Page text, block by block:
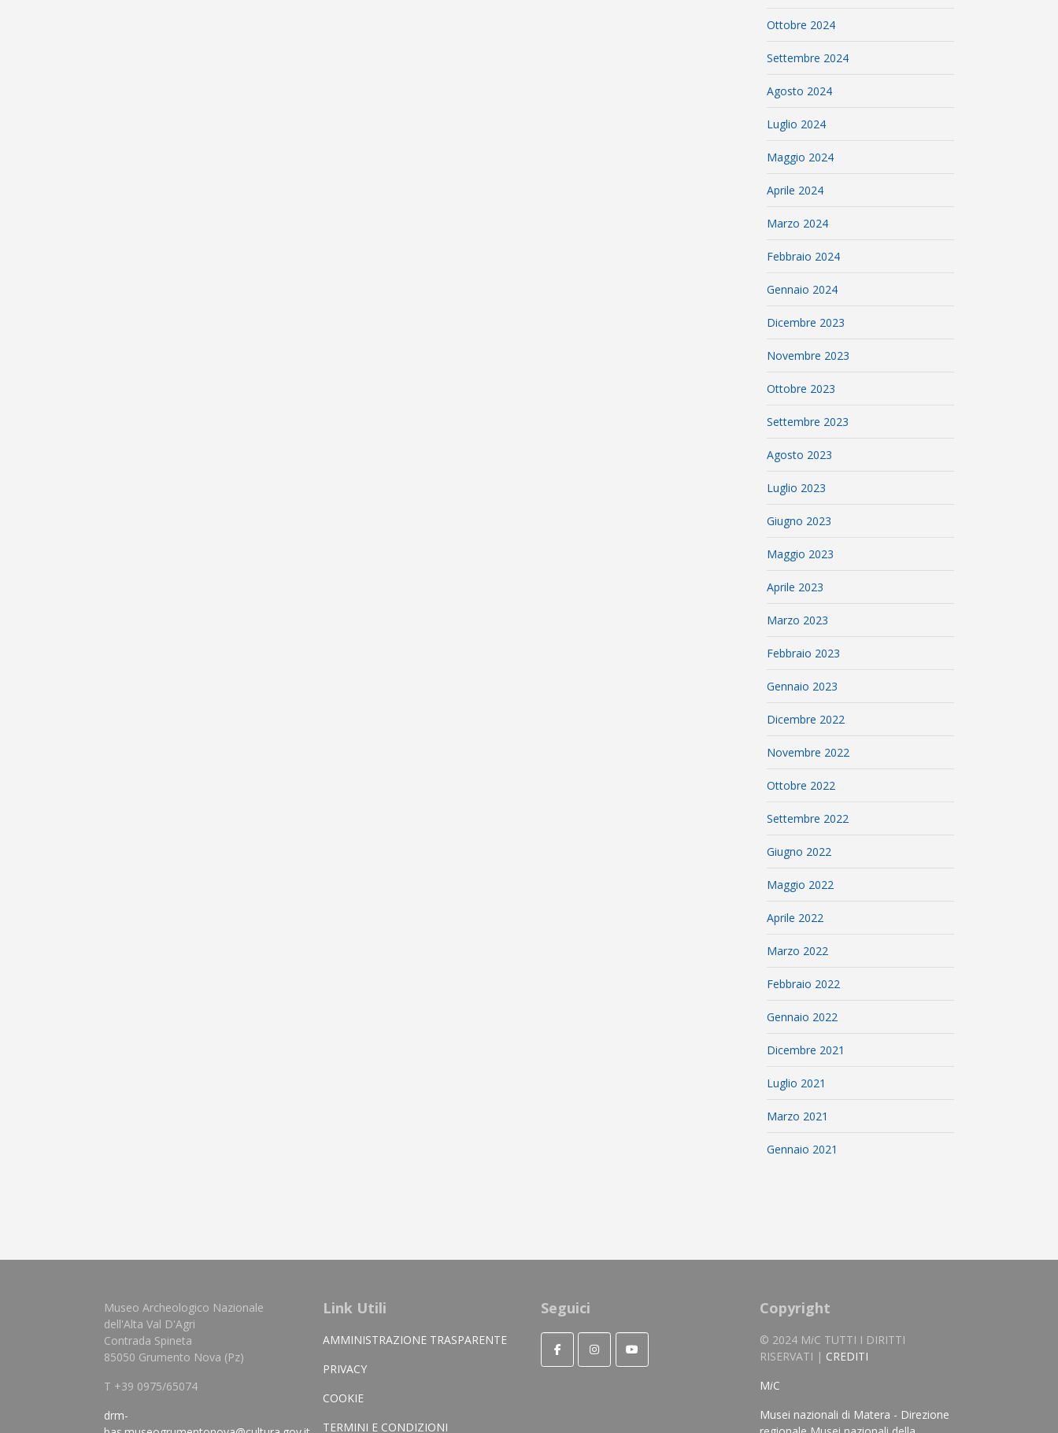
Ottobre 2024
Settembre 2024
Agosto 2024
Luglio 2024
Maggio 2024
Aprile 2024
Marzo 2024
Febbraio 2024
Gennaio 2024
Dicembre 2023
Novembre 2023
Ottobre 2023
Settembre 2023
Agosto 2023
Luglio 2023
Giugno 2023
Maggio 2023
Aprile 2023
Marzo 2023
Febbraio 2023
Gennaio 2023
Dicembre 2022
Novembre 2022
Ottobre 2022
Settembre 2022
Giugno 2022
Maggio 2022
Aprile 2022
Marzo 2022
Febbraio 2022
Gennaio 2022
Dicembre 2021
Luglio 2021
Marzo 2021
Gennaio 2021
Museo Archeologico Nazionale
dell'Alta Val D'Agri
Contrada Spineta
85050 Grumento Nova (Pz)
T +39 0975/65074
drm-
Link Utili
AMMINISTRAZIONE TRASPARENTE
PRIVACY
COOKIE
TERMINI E CONDIZIONI
Seguici Copyright
© 2024 MiC TUTTI I DIRITTI
RISERVATI | CREDITI
MiC
Musei nazionali di Matera - Direzione